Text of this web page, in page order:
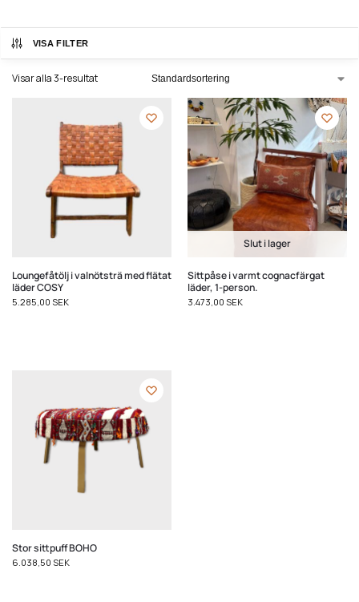
VISA FILTER
Visar alla 3-resultat
Loungefåtölj i valnötsträ med flätat
läder COSY
5.285,00 SEK
Slut i lager
Sittpåse i varmt cognacfärgat
läder, 1-person.
3.473,00 SEK
Stor sittpuff BOHO
6.038,50 SEK